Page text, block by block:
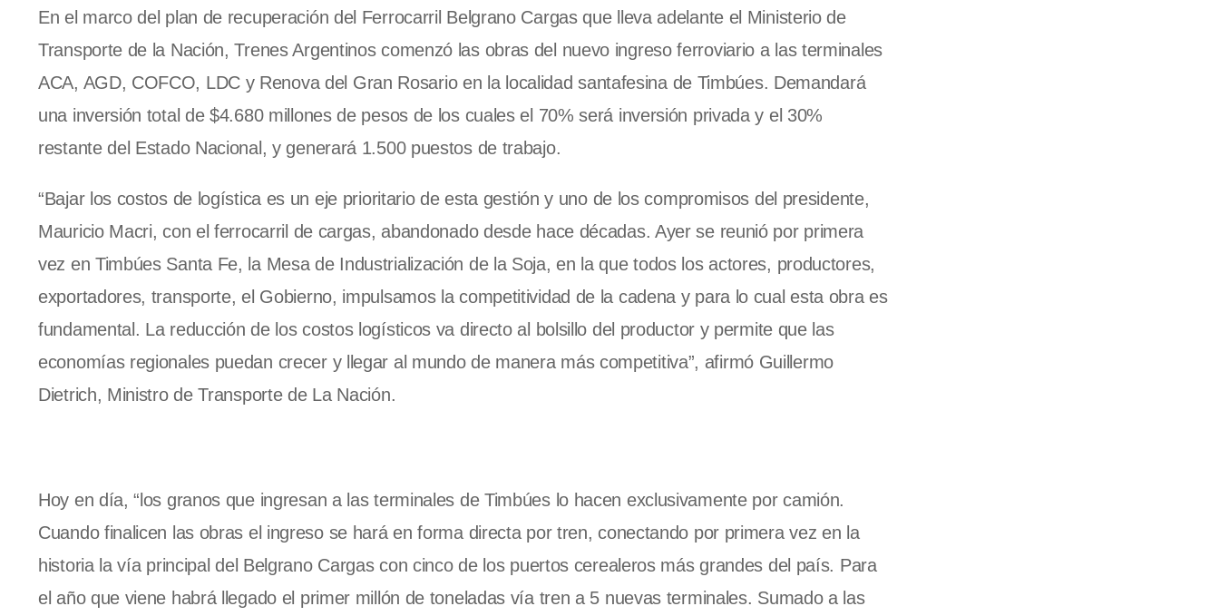
En el marco del plan de recuperación del Ferrocarril Belgrano Cargas que lleva adelante el Ministerio de
Transporte de la Nación, Trenes Argentinos comenzó las obras del nuevo ingreso ferroviario a las terminales
ACA, AGD, COFCO, LDC y Renova del Gran Rosario en la localidad santafesina de Timbúes. Demandará
una inversión total de $4.680 millones de pesos de los cuales el 70% será inversión privada y el 30%
restante del Estado Nacional, y generará 1.500 puestos de trabajo.
“Bajar los costos de logística es un eje prioritario de esta gestión y uno de los compromisos del presidente,
Mauricio Macri, con el ferrocarril de cargas, abandonado desde hace décadas. Ayer se reunió por primera
vez en Timbúes Santa Fe, la Mesa de Industrialización de la Soja, en la que todos los actores, productores,
exportadores, transporte, el Gobierno, impulsamos la competitividad de la cadena y para lo cual esta obra es
fundamental. La reducción de los costos logísticos va directo al bolsillo del productor y permite que las
economías regionales puedan crecer y llegar al mundo de manera más competitiva”, afirmó Guillermo
Dietrich, Ministro de Transporte de La Nación.
Hoy en día, “los granos que ingresan a las terminales de Timbúes lo hacen exclusivamente por camión.
Cuando finalicen las obras el ingreso se hará en forma directa por tren, conectando por primera vez en la
historia la vía principal del Belgrano Cargas con cinco de los puertos cerealeros más grandes del país. Para
el año que viene habrá llegado el primer millón de toneladas vía tren a 5 nuevas terminales. Sumado a las